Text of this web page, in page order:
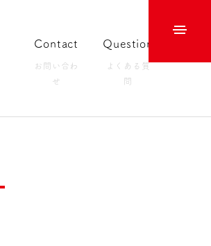
Contact
お問い合わ
せ
Question
よくある質
問